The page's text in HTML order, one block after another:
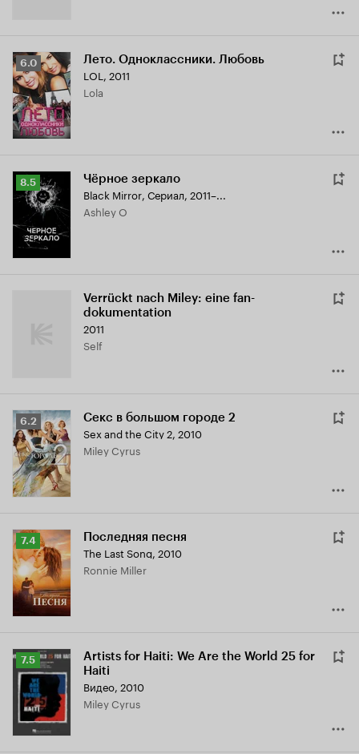
Рейтинг
Кинопоиска
6.0
6.0 Лето. Одноклассники. Любовь
LOL , 2011
Lola
Рейтинг
Кинопоиска
8.5
8.5 Чёрное зеркало
Black Mirror, Сериал, 2011–...
Ashley O
Verrückt nach Miley: eine fan-
dokumentation
2011
Self
Рейтинг
Кинопоиска
6.2
6.2 Секс в большом городе 2
Sex and the City 2, 2010
Miley Cyrus
Рейтинг
Кинопоиска
7.4
7.4 Последняя песня
The Last Song, 2010
Ronnie Miller
Рейтинг
Кинопоиска
7.5
7.5
Artists for Haiti: We Are the World 25 for
Haiti
Видео, 2010
Miley Cyrus